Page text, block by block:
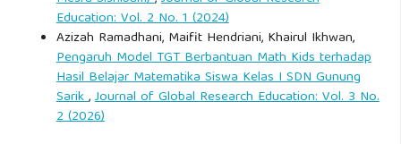
Education: Vol. 2 No. 1 (2024)
Azizah Ramadhani, Maifit Hendriani, Khairul Ikhwan,
Pengaruh Model TGT Berbantuan Math Kids terhadap
Hasil Belajar Matematika Siswa Kelas I SDN Gunung
Sarik,Journal of Global Research Education: Vol. 3 No.
2 (2026)